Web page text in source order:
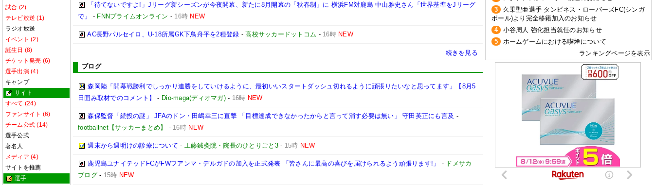
試合 (2)
テレビ放送 (1)
ラジオ放送
イベント (2)
誕生日 (8)
チケット発売 (6)
選手出演 (4)
キャンプ
サイト
すべて (24)
ファンサイト (6)
チーム公式 (14)
選手公式
著名人
メディア (4)
サイトを推薦
選手
「待てないですよ!」Jリーグ新シーズンが今夜開幕、新たに8月開幕の「秋春制」に 横浜FM対鹿島 中山雅史さん「世界基準をJリーグ
で」
- FNNプライムオンライン - 16時 NEW
AC長野パルセイロ、U-18所属GK下鳥舟平を2種登録 -高校サッカードットコム - 16時 NEW
続きを見る
ブログ
森岡陸「開幕戦勝利でしっかり連勝をしていけるように、最初いいスタートダッシュ切れるように頑張りたいなと思ってます」【8月5
日囲み取材でのコメント】
- Dio-maga(ディオマガ) - 16時 NEW
森保監督「続投の謎」 JFAのドン・田嶋幸三に直撃 「目標達成できなかったからと言って消す必要は無い」 守田英正にも言及 -
footballnet【サッカーまとめ】
- 16時 NEW
週末から週明けの診療について - 工藤鍼灸院・院長のひとりごと3- 15時 NEW
鹿児島ユナイテッドFCがFWフアンマ・デルガドの加入を正式発表 「皆さんに最高の喜びを届けられるよう頑張ります!」 - ドメサカ
ブログ- 15時 NEW
3
久乗聖亜選手 タンピネス・ローバーズFC(シンガ
ポール)より完全移籍加入のお知らせ
4
小谷周人 強化担当就任のお知らせ
5
ホームゲームにおける喫煙について
ランキングページを表示